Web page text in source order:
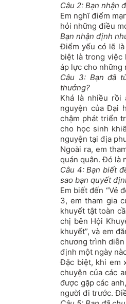
Câu 2: Bạn nhận
Em nghĩ điểm
hỏi những điều
Bạn nhận định
Điểm yếu có lẽ là
biệt là trong việc
áp lực cho những
Câu 3: Bạn đã
thưởng?
Khá là nhiều rồi
nguyện của Đại
chậm phát triển
cho học sinh
nguyện tại địa
Ngoài ra, em
quán quân. Đó là
Câu 4: Bạn biết
sao bạn quyết
Em biết đến “Vẻ
3, em tham gia
khuyết tật toàn
chị bên Hội
khuyết”, và em
chương trình diễn
định một ngày
Đặc biệt, khi em
chuyện của các
được gặp các
người đi trước.